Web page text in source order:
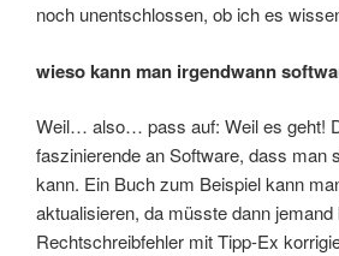
noch unentschlossen, ob ich es
wieso kann man irgendwann
Weil… also… pass auf: Weil es geht!
faszinierende an Software, dass man
kann. Ein Buch zum Beispiel kann
aktualisieren, da müsste dann
Rechtschreibfehler mit Tipp-Ex